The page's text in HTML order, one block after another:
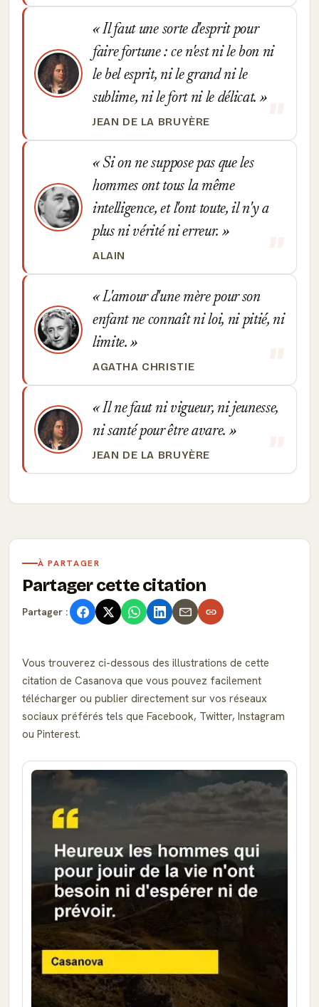
Il faut une sorte d'esprit pour
faire fortune : ce n'est ni le bon ni
le bel esprit, ni le grand ni le
sublime, ni le fort ni le délicat.
JEAN DE LA BRUYÈRE
Si on ne suppose pas que les
hommes ont tous la même
intelligence, et l'ont toute, il n'y a
plus ni vérité ni erreur.
ALAIN
L'amour d'une mère pour son
enfant ne connaît ni loi, ni pitié, ni
limite.
AGATHA CHRISTIE
Il ne faut ni vigueur, ni jeunesse,
ni santé pour être avare.
JEAN DE LA BRUYÈRE
À PARTAGER
Partager cette citation
Partager :
Vous trouverez ci-dessous des illustrations de cette
citation de Casanova que vous pouvez facilement
télécharger ou publier directement sur vos réseaux
sociaux préférés tels que Facebook, Twitter, Instagram
ou Pinterest.